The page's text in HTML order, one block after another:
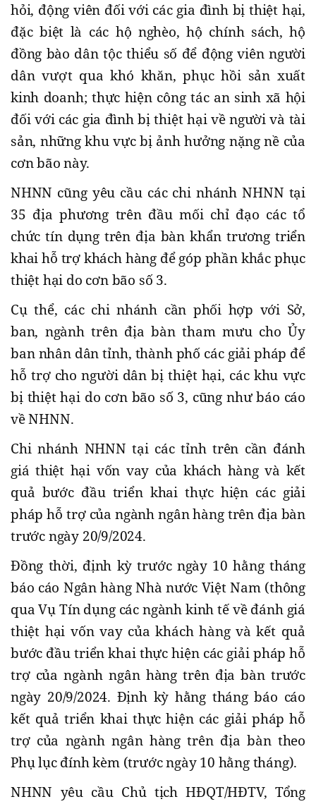
hỏi, động viên đối với các gia đình bị thiệt hại,
đặc biệt là các hộ nghèo, hộ chính sách, hộ
đồng bào dân tộc thiểu số để động viên người
dân vượt qua khó khăn, phục hồi sản xuất
kinh doanh; thực hiện công tác an sinh xã hội
đối với các gia đình bị thiệt hại về người và tài
sản, những khu vực bị ảnh hưởng nặng nề của
cơn bão này.
NHNN cũng yêu cầu các chi nhánh NHNN tại
35 địa phương trên đầu mối chỉ đạo các tổ
chức tín dụng trên địa bàn khẩn trương triển
khai hỗ trợ khách hàng để góp phần khắc phục
thiệt hại do cơn bão số 3.
Cụ thể, các chi nhánh cần phối hợp với Sở,
ban, ngành trên địa bàn tham mưu cho Ủy
ban nhân dân tỉnh, thành phố các giải pháp để
hỗ trợ cho người dân bị thiệt hại, các khu vực
bị thiệt hại do cơn bão số 3, cũng như báo cáo
về NHNN.
Chi nhánh NHNN tại các tỉnh trên cần đánh
giá thiệt hại vốn vay của khách hàng và kết
quả bước đầu triển khai thực hiện các giải
pháp hỗ trợ của ngành ngân hàng trên địa bàn
trước ngày 20/9/2024.
Đồng thời, định kỳ trước ngày 10 hằng tháng
báo cáo Ngân hàng Nhà nước Việt Nam (thông
qua Vụ Tín dụng các ngành kinh tế về đánh giá
thiệt hại vốn vay của khách hàng và kết quả
bước đầu triển khai thực hiện các giải pháp hỗ
trợ của ngành ngân hàng trên địa bàn trước
ngày 20/9/2024. Định kỳ hằng tháng báo cáo
kết quả triển khai thực hiện các giải pháp hỗ
trợ của ngành ngân hàng trên địa bàn theo
Phụ lục đính kèm (trước ngày 10 hằng tháng).
NHNN yêu cầu Chủ tịch HĐQT/HĐTV, Tổng